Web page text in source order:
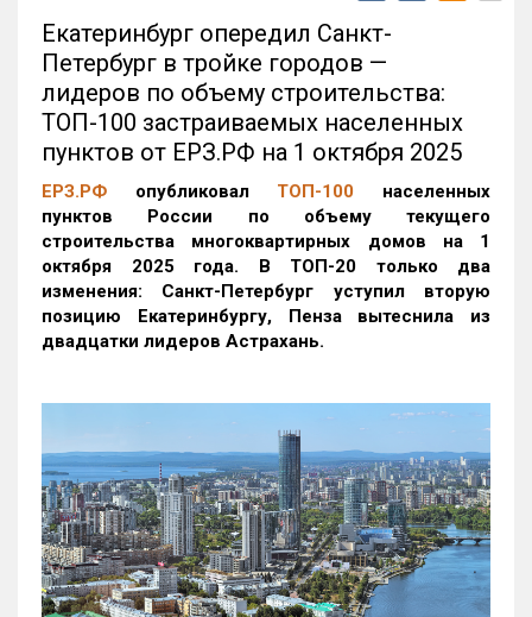
Екатеринбург опередил Санкт-
Петербург в тройке городов —
лидеров по объему строительства:
ТОП-100 застраиваемых населенных
пунктов от ЕРЗ.РФ на 1 октября 2025
ЕРЗ.РФ опубликовал ТОП-100 населенных
пунктов России по объему текущего
строительства многоквартирных домов на 1
октября 2025 года. В ТОП-20 только два
изменения: Санкт-Петербург уступил вторую
позицию Екатеринбургу, Пенза вытеснила из
двадцатки лидеров Астрахань.